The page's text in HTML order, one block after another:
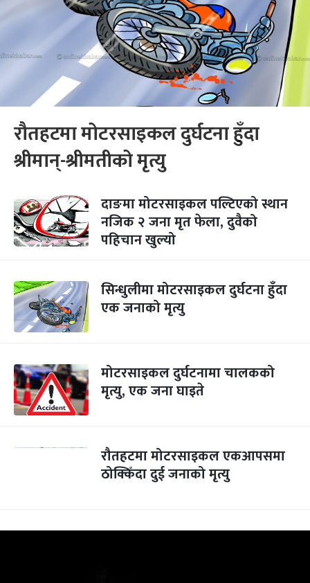
रौतहटमा मोटरसाइकल दुर्घटना हुँदा
श्रीमान्-श्रीमतीको मृत्यु
दाङमा मोटरसाइकल पल्टिएको स्थान
नजिक २ जना मृत फेला, दुवैको
पहिचान खुल्यो
सिन्धुलीमा मोटरसाइकल दुर्घटना हुँदा
एक जनाको मृत्यु
मोटरसाइकल दुर्घटनामा चालकको
मृत्यु, एक जना घाइते
रौतहटमा मोटरसाइकल एकआपसमा
ठोक्किँदा दुई जनाको मृत्यु